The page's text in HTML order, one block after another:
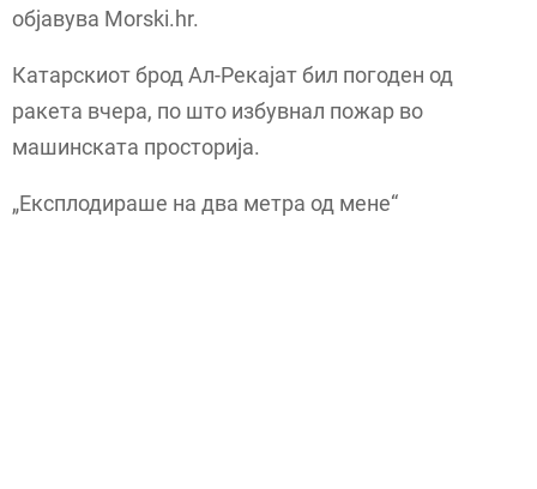
објавува Morski.hr.
Катарскиот брод Ал-Рекајат бил погоден од
ракета вчера, по што избувнал пожар во
машинската просторија.
„Експлодираше на два метра од мене“